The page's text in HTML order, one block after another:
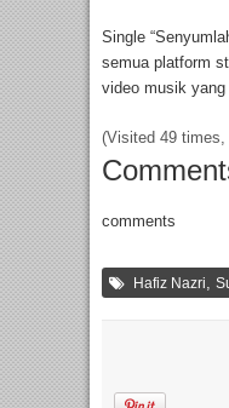
Single
semua platform
video musik
(Visited 49
comments
Hafiz Nazri,